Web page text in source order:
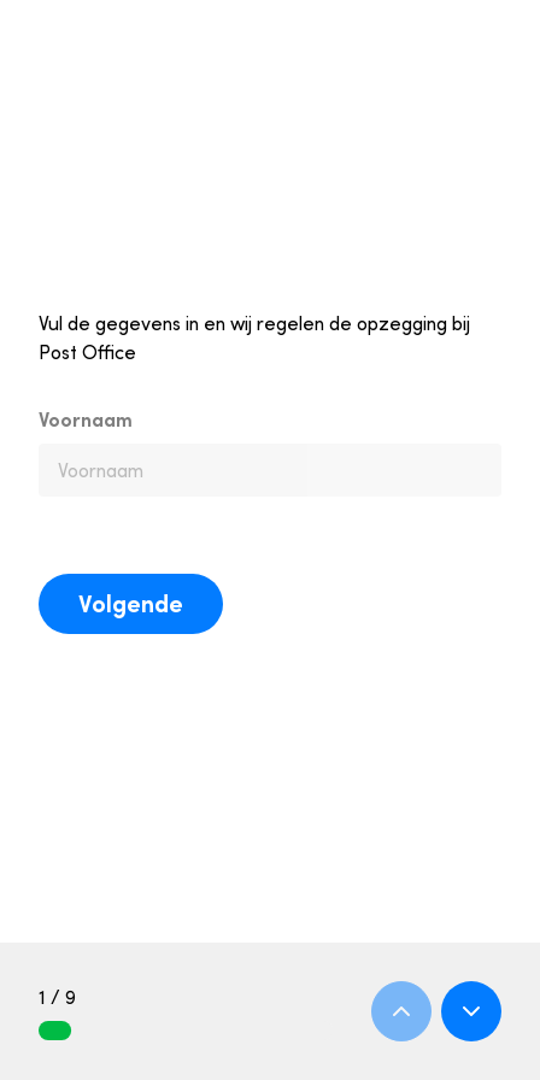
Vul de gegevens in en wij regelen de opzegging bij
Post Office
Voornaam
Volgende
1 / 9